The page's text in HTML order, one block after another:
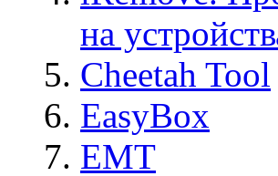
на
Cheetah Tool
EasyBox
EMT